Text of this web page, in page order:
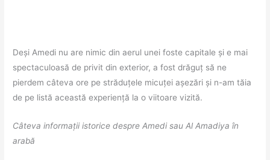
Deși Amedi nu are nimic din aerul unei foste capitale și e mai
spectaculoasă de privit din exterior, a fost drăguț să ne
pierdem câteva ore pe străduțele micuței așezări și n-am tăia
de pe listă această experiență la o viitoare vizită.
Câteva informații istorice despre Amedi sau Al Amadiya în
arabă